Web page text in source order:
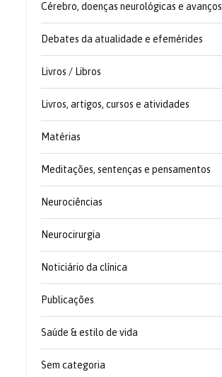
Cérebro, doenças neurológicas e avanços
Debates da atualidade e efemérides
Livros / Libros
Livros, artigos, cursos e atividades
Matérias
Meditações, sentenças e pensamentos
Neurociências
Neurocirurgia
Noticiário da clínica
Publicações
Saúde & estilo de vida
Sem categoria